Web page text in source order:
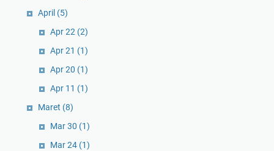
April (5)
Apr 22 (2)
Apr 21 (1)
Apr 20 (1)
Apr 11 (1)
Maret (8)
Mar 30 (1)
Mar 24 (1)